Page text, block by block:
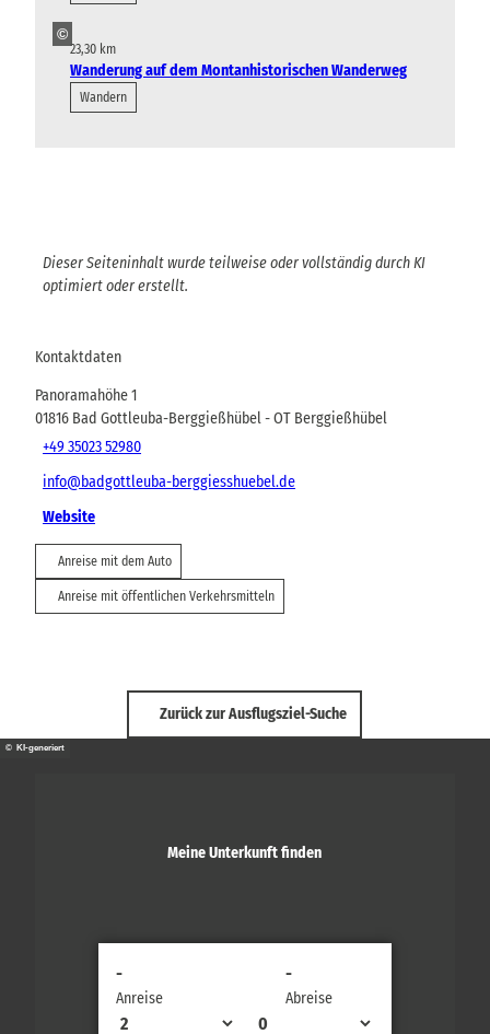
©
23,30 km
Wanderung auf dem Montanhistorischen Wanderweg
Wandern
Dieser Seiteninhalt wurde teilweise oder vollständig durch KI
optimiert oder erstellt.
Kontaktdaten
Panoramahöhe 1
01816 Bad Gottleuba-Berggießhübel- OT Berggießhübel
+49 35023 52980
info@badgottleuba-berggiesshuebel.de
Website
Anreise mit dem Auto
Anreise mit öffentlichen Verkehrsmitteln
Zurück zur Ausflugsziel-Suche
© KI-generiert
Meine Unterkunft finden
Anreise
-
Abreise
-